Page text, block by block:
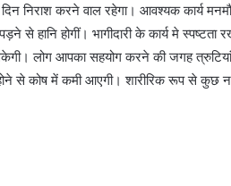
निराश करने वाल रहेगा। आवश्यक कार्य
से हानि होगीं। भागीदारी के कार्य मे
लोग आपका सहयोग करने की जगह
से कोष में कमी आएगी। शारीरिक रूप से कुछ